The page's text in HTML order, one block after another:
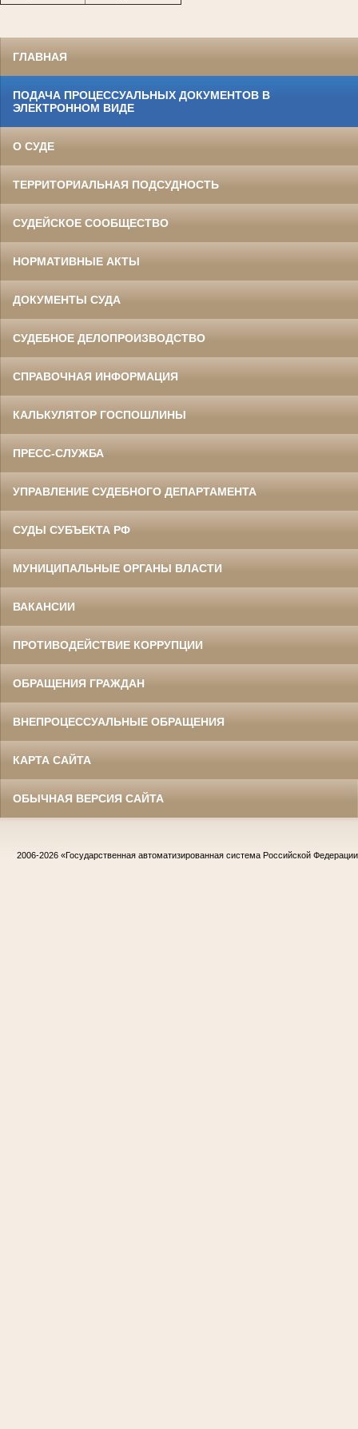
ГЛАВНАЯ
ПОДАЧА ПРОЦЕССУАЛЬНЫХ ДОКУМЕНТОВ В
ЭЛЕКТРОННОМ ВИДЕ
О СУДЕ
ТЕРРИТОРИАЛЬНАЯ ПОДСУДНОСТЬ
СУДЕЙСКОЕ СООБЩЕСТВО
НОРМАТИВНЫЕ АКТЫ
ДОКУМЕНТЫ СУДА
СУДЕБНОЕ ДЕЛОПРОИЗВОДСТВО
СПРАВОЧНАЯ ИНФОРМАЦИЯ
КАЛЬКУЛЯТОР ГОСПОШЛИНЫ
ПРЕСС-СЛУЖБА
УПРАВЛЕНИЕ СУДЕБНОГО ДЕПАРТАМЕНТА
СУДЫ СУБЪЕКТА РФ
МУНИЦИПАЛЬНЫЕ ОРГАНЫ ВЛАСТИ
ВАКАНСИИ
ПРОТИВОДЕЙСТВИЕ КОРРУПЦИИ
ОБРАЩЕНИЯ ГРАЖДАН
ВНЕПРОЦЕССУАЛЬНЫЕ ОБРАЩЕНИЯ
КАРТА САЙТА
ОБЫЧНАЯ ВЕРСИЯ САЙТА
2006-2026 «Государственная автоматизированная система Российской